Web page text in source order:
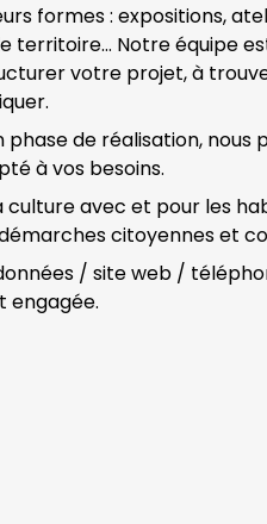
formes : expositions,
territoire… Notre équipe
votre projet, à
de réalisation, nous
à vos besoins.
culture avec et pour les
citoyennes et
/ site web /
engagée.